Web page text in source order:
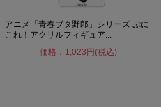
アニメ「青春ブタ野郎」シリーズ ぷに
これ！アクリルフィギュア...
価格：1,023円(税込)